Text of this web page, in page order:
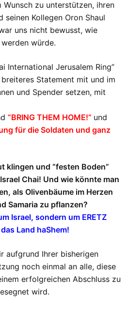
Wunsch zu unterstützen, ihren
seinen Kollegen Oron Shaul
uns nicht bewusst, wie
würde.
International Jerusalem Ring”
Statement mit und im
und Spender setzen, mit
“BRING THEM HOME!” und
für die Soldaten und ganz
klingen und “festen Boden”
Chai! Und wie könnte man
als Olivenbäume im Herzen
Samaria zu pflanzen?
Israel, sondern um ERETZ
das Land haShem!
aufgrund Ihrer bisherigen
noch einmal an alle, diese
erfolgreichen Abschluss zu
wird.